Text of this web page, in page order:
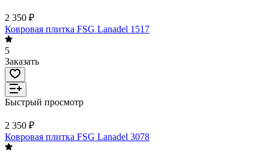
2 350 ₽
Ковровая плитка FSG Lanadel 1517
5
Заказать
Быстрый просмотр
2 350 ₽
Ковровая плитка FSG Lanadel 3078